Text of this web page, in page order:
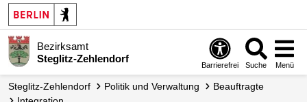
Bezirksamt
Steglitz-Zehlendorf
Barrierefrei Suche Menü
Steglitz-Zehlendorf Politik und Verwaltung
Beauftragte